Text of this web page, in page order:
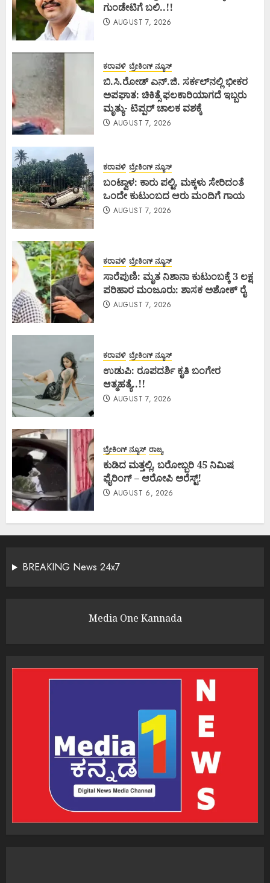
ಗುಂಡೇಟಿಗೆ ಬಲಿ..!!
AUGUST 7, 2026
ಕರಾವಳಿ ಬ್ರೇಕಿಂಗ್ ನ್ಯೂಸ್
ಬಿ.ಸಿ.ರೋಡ್ ಎನ್.ಜಿ. ಸರ್ಕಲ್‌ನಲ್ಲಿ ಭೀಕರ
ಅಪಘಾತ: ಚಿಕಿತ್ಸೆ ಫಲಕಾರಿಯಾಗದೆ ಇಬ್ಬರು
ಮೃತ್ಯು- ಟಿಪ್ಪರ್ ಚಾಲಕ ವಶಕ್ಕೆ
AUGUST 7, 2026
ಕರಾವಳಿ ಬ್ರೇಕಿಂಗ್ ನ್ಯೂಸ್
ಬಂಟ್ವಾಳ: ಕಾರು ಪಲ್ಟಿ, ಮಕ್ಕಳು ಸೇರಿದಂತೆ
ಒಂದೇ ಕುಟುಂಬದ ಆರು ಮಂದಿಗೆ ಗಾಯ
AUGUST 7, 2026
ಕರಾವಳಿ ಬ್ರೇಕಿಂಗ್ ನ್ಯೂಸ್
ಸಾರೆಪುಣಿ: ಮೃತ ನಿಶಾನಾ ಕುಟುಂಬಕ್ಕೆ 3 ಲಕ್ಷ
ಪರಿಹಾರ ಮಂಜೂರು: ಶಾಸಕ ಅಶೋಕ್ ರೈ
AUGUST 7, 2026
ಕರಾವಳಿ ಬ್ರೇಕಿಂಗ್ ನ್ಯೂಸ್
ಉಡುಪಿ: ರೂಪದರ್ಶಿ ಕೃತಿ ಬಂಗೇರ
ಆತ್ಮಹತ್ಯೆ..!!
AUGUST 7, 2026
ಬ್ರೇಕಿಂಗ್ ನ್ಯೂಸ್ ರಾಜ್ಯ
ಕುಡಿದ ಮತ್ತಲ್ಲಿ, ಬರೋಬ್ಬರಿ 45 ನಿಮಿಷ
ಫೈರಿಂಗ್ – ಆರೋಪಿ ಅರೆಸ್ಟ್!
AUGUST 6, 2026
BREAKING News 24x7
Media One Kannada